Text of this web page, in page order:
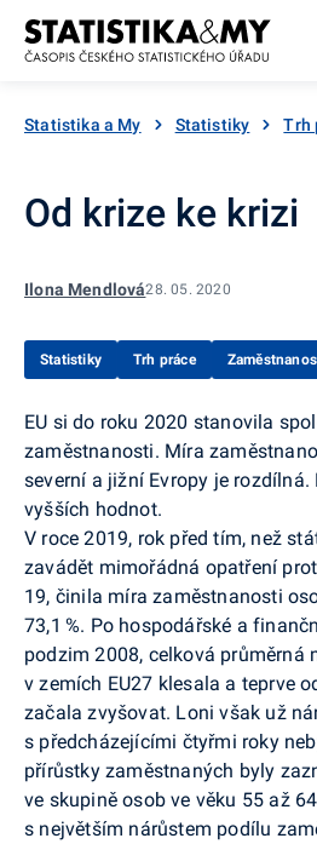
Přejít k obsahu
Statistika a My Statistiky Trh
Od krize ke krizi
Ilona Mendlová28. 05. 2020
Statistiky Trh práce
EU si do roku 2020 stanovila
zaměstnanosti. Míra
severní a jižní Evropy je rozdílná.
vyšších hodnot.
V roce 2019, rok před tím, než
zavádět mimořádná opatření
19, činila míra zaměstnanosti
73,1 %. Po hospodářské a
podzim 2008, celková průměrná
v zemích EU27 klesala a teprve
začala zvyšovat. Loni však už
s předcházejícími čtyřmi roky
přírůstky zaměstnaných byly
ve skupině osob ve věku 55 až
s největším nárůstem podílu